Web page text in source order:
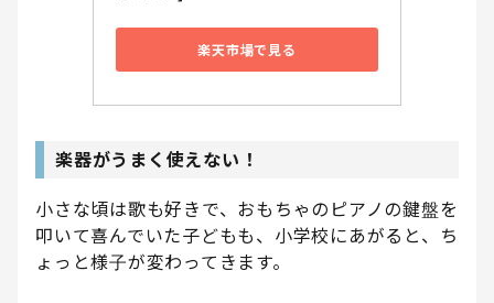
楽天市場で見る
楽器がうまく使えない！
小さな頃は歌も好きで、おもちゃのピアノの鍵盤を
叩いて喜んでいた子どもも、小学校にあがると、ち
ょっと様子が変わってきます。